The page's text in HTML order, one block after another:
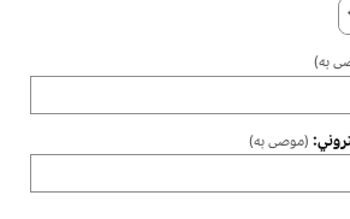
به)
(موصى به)